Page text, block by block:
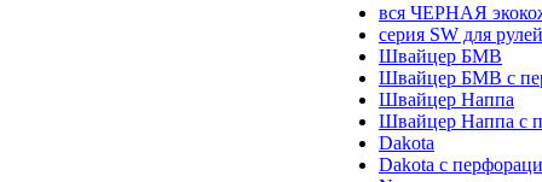
вся ЧЕРНАЯ
серия SW для
Швайцер БМВ
Швайцер БМВ с
Швайцер Наппа
Швайцер Наппа с
Dakota
Dakota с